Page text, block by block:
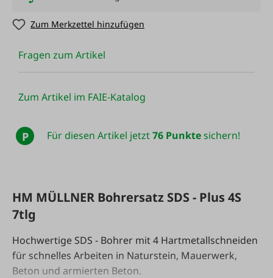
Zum Merkzettel hinzufügen
Fragen zum Artikel
Zum Artikel im FAIE-Katalog
P Für diesen Artikel jetzt76 Punktesichern!
HM MÜLLNER Bohrersatz SDS - Plus 4S
7tlg
Hochwertige SDS - Bohrer mit 4 Hartmetallschneiden
für schnelles Arbeiten in Naturstein, Mauerwerk,
Beton und armierten Beton.